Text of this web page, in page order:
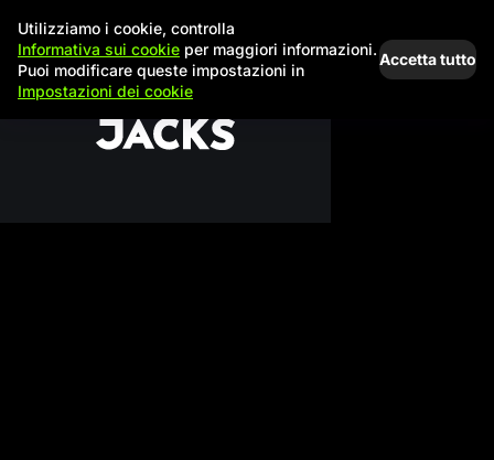
Utilizziamo i cookie, controlla
Informativa sui cookie per maggiori informazioni.
Puoi modificare queste impostazioni in
Impostazioni dei cookie
Accetta tutto